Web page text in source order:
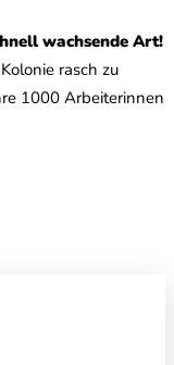
wachsende Art!
rasch zu
1000 Arbeiterinnen